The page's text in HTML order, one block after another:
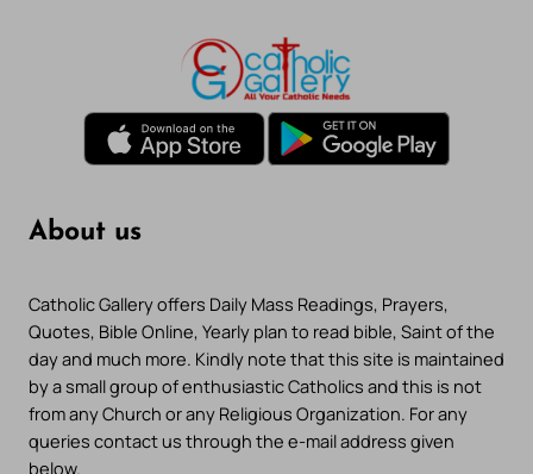
About us
Catholic Gallery offers Daily Mass Readings, Prayers,
Quotes, Bible Online, Yearly plan to read bible, Saint of the
day and much more. Kindly note that this site is maintained
by a small group of enthusiastic Catholics and this is not
from any Church or any Religious Organization. For any
queries contact us through the e-mail address given
below.